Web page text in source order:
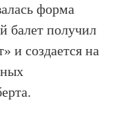
форма
балет получил
и создается на